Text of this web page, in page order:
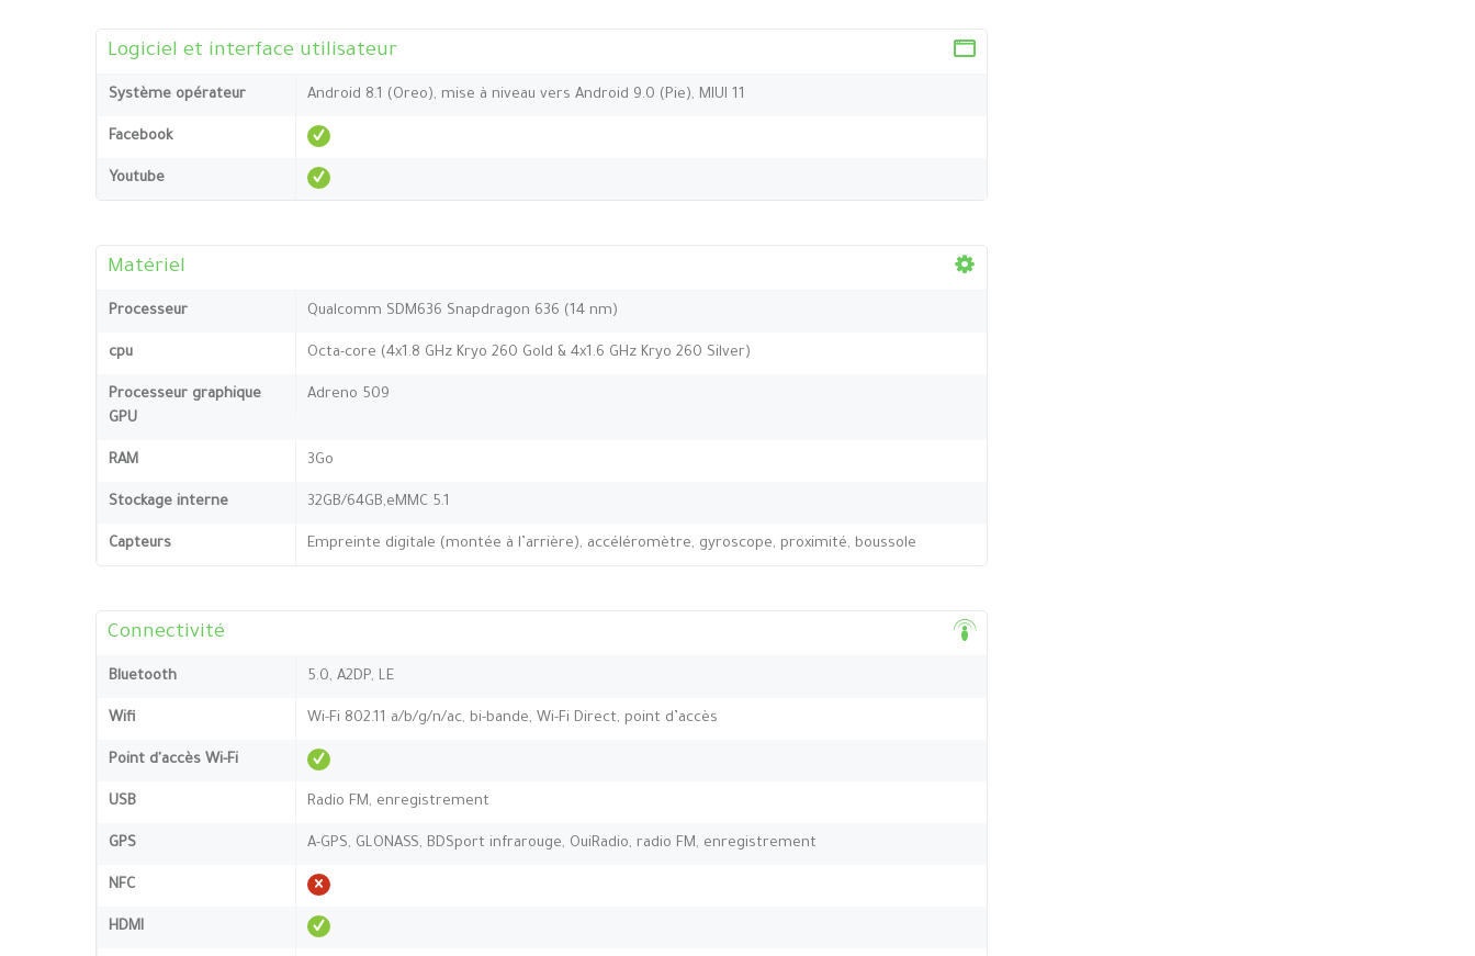
Logiciel et interface utilisateur
Système opérateur Android 8.1 (Oreo), mise à niveau vers Android 9.0 (Pie), MIUI 11
Facebook
Youtube
Matériel
Processeur Qualcomm SDM636 Snapdragon 636 (14 nm)
cpu Octa-core (4x1.8 GHz Kryo 260 Gold & 4x1.6 GHz Kryo 260 Silver)
Processeur graphique
GPU
Adreno 509
RAM 3Go
Stockage interne 32GB/64GB,eMMC 5.1
Capteurs Empreinte digitale (montée à l’arrière), accéléromètre, gyroscope, proximité, boussole
Connectivité
Bluetooth 5.0, A2DP, LE
Wifi Wi-Fi 802.11 a/b/g/n/ac, bi-bande, Wi-Fi Direct, point d’accès
Point d'accès Wi-Fi
USB Radio FM, enregistrement
GPS A-GPS, GLONASS, BDSport infrarouge, OuiRadio, radio FM, enregistrement
NFC
HDMI